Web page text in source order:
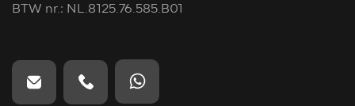
BTW nr.: NL.8125.76.585.B01